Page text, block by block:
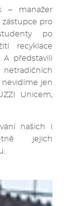
– manažer
pro
po
recyklace
představili
nevidíme jen
Unicem,
našich i
jejich